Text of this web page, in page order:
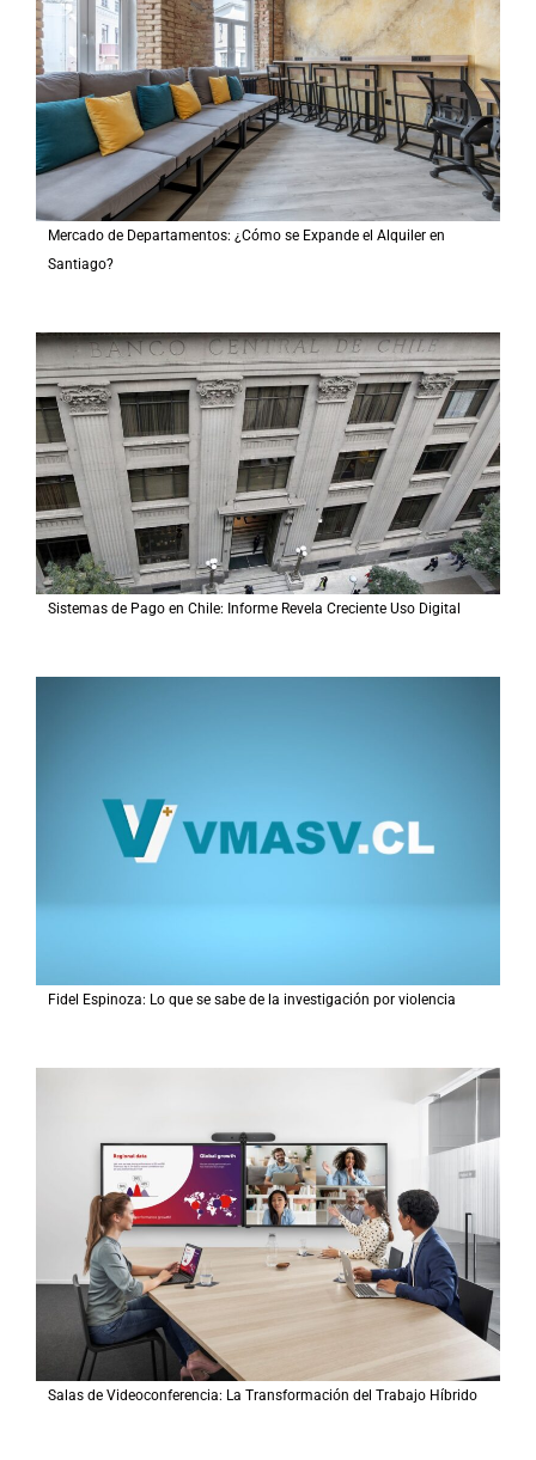
Mercado de Departamentos: ¿Cómo se Expande el Alquiler en
Santiago?
Sistemas de Pago en Chile: Informe Revela Creciente Uso Digital
Fidel Espinoza: Lo que se sabe de la investigación por violencia
Salas de Videoconferencia: La Transformación del Trabajo Híbrido